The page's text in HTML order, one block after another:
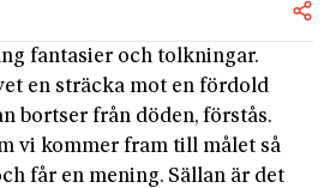
fantasier och tolkningar.
en sträcka mot en fördold
bortser från döden, förstås.
vi kommer fram till målet så
får en mening. Sällan är det